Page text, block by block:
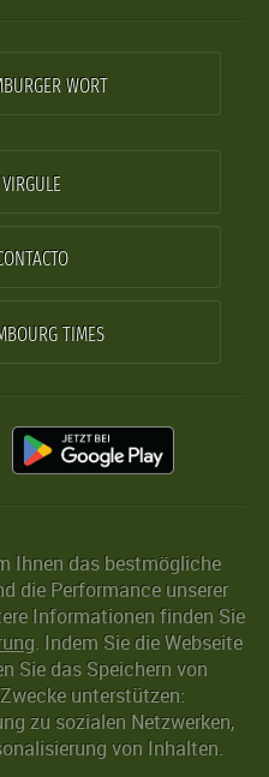
WORT
VIRGULE
TIMES
Ihnen das bestmögliche
die Performance unserer
Informationen finden Sie
. Indem Sie die Webseite
Sie das Speichern von
unterstützen:
zu sozialen Netzwerken,
von Inhalten.